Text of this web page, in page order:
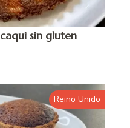
sin gluten
Reino Unido